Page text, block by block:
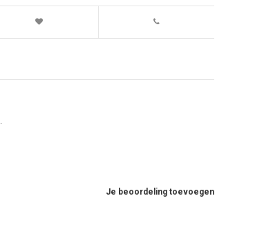
Je beoordeling toevoegen